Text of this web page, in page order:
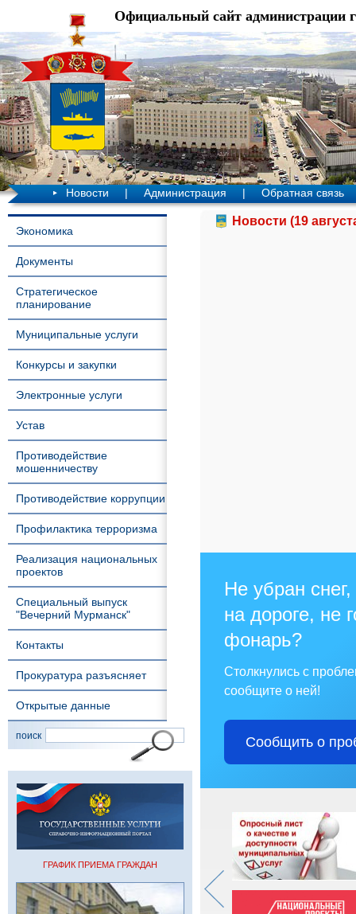
Официальный сайт администрации
Новости | Администрация | Обратная связь
Экономика
Документы
Стратегическое
планирование
Муниципальные услуги
Конкурсы и закупки
Электронные услуги
Устав
Противодействие
мошенничеству
Противодействие коррупции
Профилактика терроризма
Реализация национальных
проектов
Специальный выпуск
"Вечерний Мурманск"
Контакты
Прокуратура разъясняет
Открытые данные
поиск
ГРАФИК ПРИЕМА ГРАЖДАН
Новости (19
Не убран
на дороге, не
фонарь?
Столкнулись с
сообщите о ней!
Сообщить о